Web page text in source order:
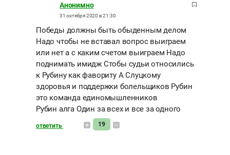
Анонимно
31 октября 2020 в 21:30
Победы должны быть обыденным делом
Надо чтобы не вставал вопрос выиграем
или нет а с каким счетом выиграем Надо
поднимать имидж Стобы судьи относились
к Рубину как фавориту А Слуцкому
здоровья и поддержки болельщиков Рубин
это команда единомышленников
Рубин алга Один за всех и все за одного
ответить 19